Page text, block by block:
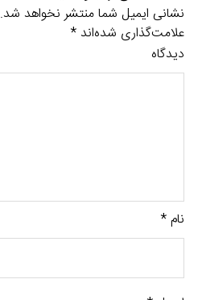
نشانی ایمیل شما منتشر نخواهد شد.
علامت‌گذاری شده‌اند*
دیدگاه
نام*